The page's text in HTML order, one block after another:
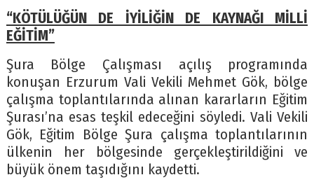
“KÖTÜLÜĞÜN DE İYİLİĞİN DE KAYNAĞI MİLLİ
EĞİTİM”
Şura Bölge Çalışması açılış programında
konuşan Erzurum Vali Vekili Mehmet Gök, bölge
çalışma toplantılarında alınan kararların Eğitim
Şurası’na esas teşkil edeceğini söyledi. Vali Vekili
Gök, Eğitim Bölge Şura çalışma toplantılarının
ülkenin her bölgesinde gerçekleştirildiğini ve
büyük önem taşıdığını kaydetti.